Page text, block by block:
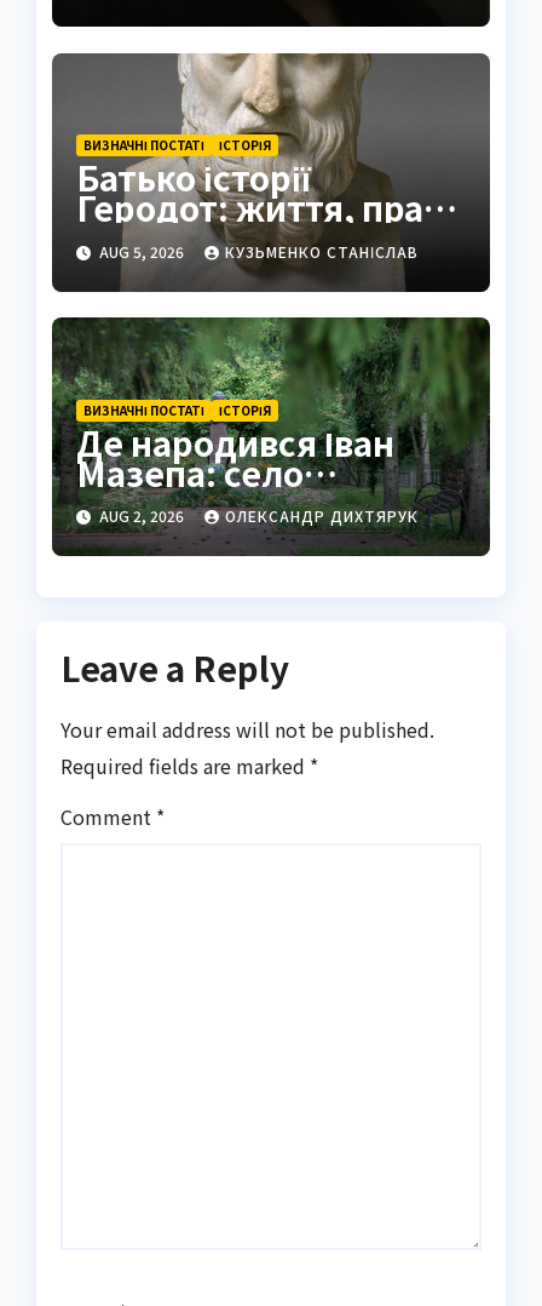
ВИЗНАЧНІ ПОСТАТІ ІСТОРІЯ
Батько історії
Геродот: життя, праці
та спадщина
AUG 5, 2026 КУЗЬМЕНКО СТАНІСЛАВ
ВИЗНАЧНІ ПОСТАТІ ІСТОРІЯ
Де народився Іван
Мазепа: село
Мазепинці та корені
легендарного
гетьмана
AUG 2, 2026 ОЛЕКСАНДР ДИХТЯРУК
Leave a Reply
Your email address will not be published.
Required fields are marked *
Comment *